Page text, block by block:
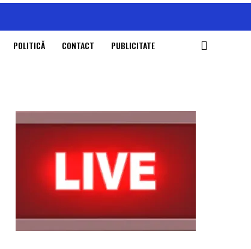
POLITICĂ CONTACT PUBLICITATE